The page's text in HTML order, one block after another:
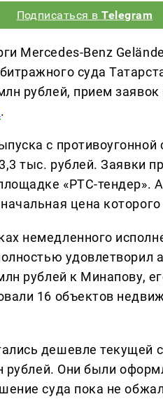
Подписаться вTelegram
Mercedes-Benz
суда
рублей, прием
.
с
тыс. рублей. Заявки
«РТС-тендер».
цена
немедленного
удовлетворил
рублей к Минапову,
16 объектов
дешевле текущей
рублей. Они были
суда пока не